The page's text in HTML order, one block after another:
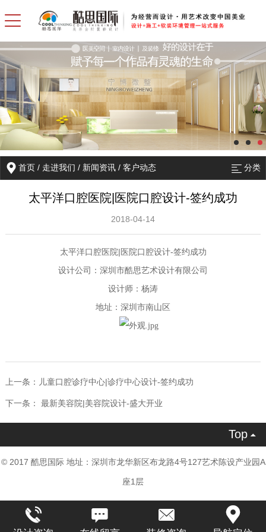
首页 / 走进我们 / 新闻资讯 /客户动态 分类
太平洋口腔医院|医院口腔设计-签约成功
2018-04-14
太平洋口腔医院| 医院口腔设计-签约成功
设计公司：深圳市酷思艺术设计有限公司
设计师：杨涛
地址：深圳市南山区
上一条： 儿童口腔诊疗中心|诊疗中心设计-签约成功
下一条： 最新美容院|美容院设计-盛大开业
Top
© 2017 酷思国际 地址：深圳市龙华新区布龙路4号127艺术陈设产业园A
座1层